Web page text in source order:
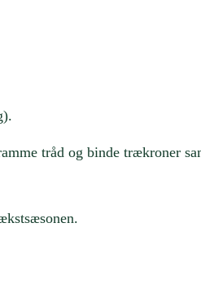
tråd og binde trækroner